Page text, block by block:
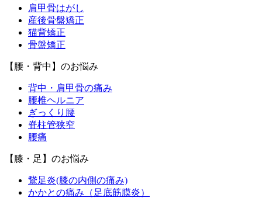
肩甲骨はがし
産後骨盤矯正
猫背矯正
骨盤矯正
【腰・背中】のお悩み
背中・肩甲骨の痛み
腰椎ヘルニア
ぎっくり腰
脊柱管狭窄
腰痛
【膝・足】のお悩み
鵞足炎(膝の内側の痛み)
かかとの痛み（足底筋膜炎）